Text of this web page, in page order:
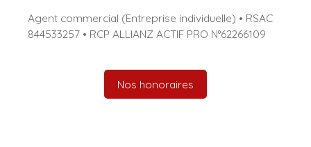
Agent commercial (Entreprise individuelle) • RSAC
844533257 • RCP ALLIANZ ACTIF PRO N°62266109
Nos honoraires